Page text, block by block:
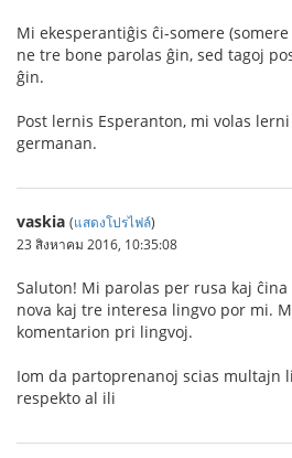
Mi ekesperantiĝis ĉi-somere
ne tre bone parolas ĝin, sed tagoj
ĝin.
Post lernis Esperanton, mi volas
germanan.
vaskia (แสดงโปรไฟล์)
23 สิงหาคม 2016, 10:35:08
Saluton! Mi parolas per rusa kaj
nova kaj tre interesa lingvo por mi.
komentarion pri lingvoj.
Iom da partoprenanoj scias multajn
respekto al ili